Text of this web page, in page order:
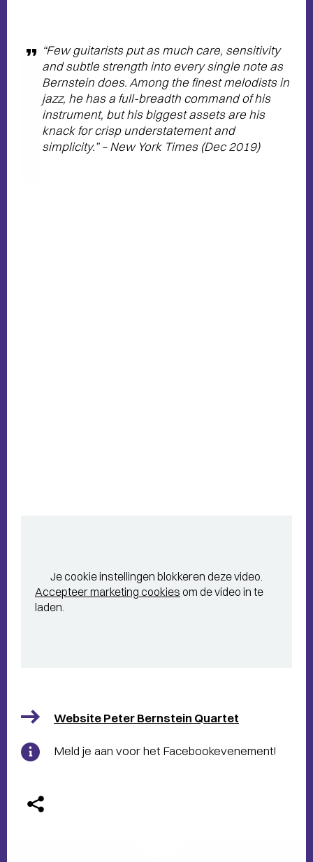
“Few guitarists put as much care, sensitivity
and subtle strength into every single note as
Bernstein does. Among the finest melodists in
jazz, he has a full-breadth command of his
instrument, but his biggest assets are his
knack for crisp understatement and
simplicity.” – New York Times (Dec 2019)
Je cookie instellingen blokkeren deze video.
Accepteer marketing cookies om de video in te
laden.
Website Peter Bernstein Quartet
Meld je aan voor het Facebookevenement!